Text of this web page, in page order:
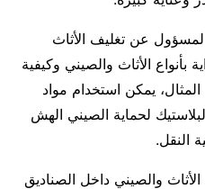
عن تغليف الأثاث
بأنواع الأثاث والصيني وكيفية
يمكن استخدام مواد
لحماية الصيني الهش
النقل.
الأثاث والصيني داخل الصناديق